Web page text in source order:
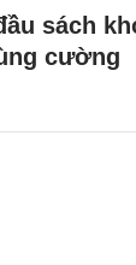
sách
cường